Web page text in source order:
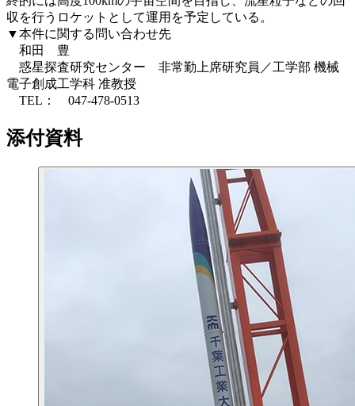
収を行うロケットとして運用を予定している。
▼本件に関する問い合わせ先
和田 豊
惑星探査研究センター 非常勤上席研究員／工学部 機械
電子創成工学科 准教授
TEL： 047-478-0513
添付資料